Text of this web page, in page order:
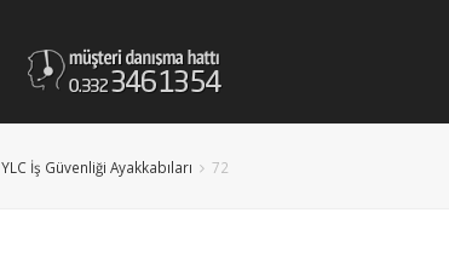
YLC İş Güvenliği Ayakkabıları 72